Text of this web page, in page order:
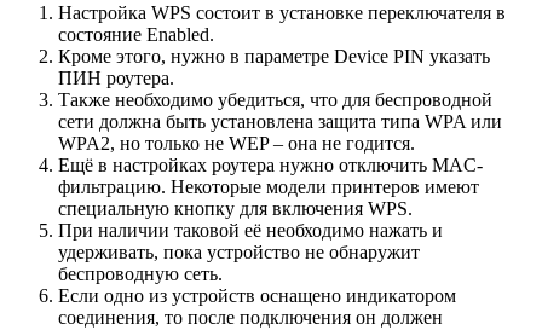
Настройка WPS состоит в установке переключателя в
состояние Enabled.
Кроме этого, нужно в параметре Device PIN указать
ПИН роутера.
Также необходимо убедиться, что для беспроводной
сети должна быть установлена защита типа WPA или
WPA2, но только не WEP – она не годится.
Ещё в настройках роутера нужно отключить MAC-
фильтрацию. Некоторые модели принтеров имеют
специальную кнопку для включения WPS.
При наличии таковой её необходимо нажать и
удерживать, пока устройство не обнаружит
беспроводную сеть.
Если одно из устройств оснащено индикатором
соединения, то после подключения он должен